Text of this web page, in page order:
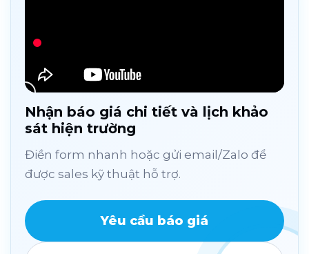
Nhận báo giá chi tiết và lịch khảo
sát hiện trường
Điền form nhanh hoặc gửi email/Zalo để
được sales kỹ thuật hỗ trợ.
Yêu cầu báo giá